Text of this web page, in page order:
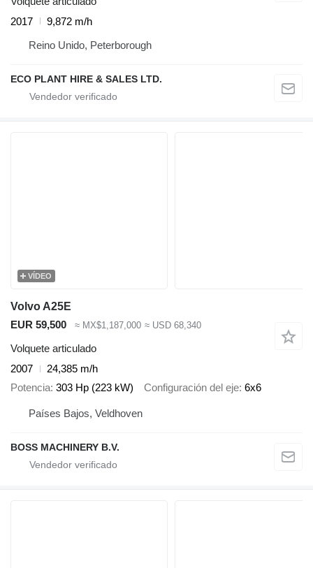
2017
9,872 m/h
Reino Unido, Peterborough
ECO PLANT HIRE & SALES LTD.
VÍDEO
Volvo A25E
EUR 59,500
≈ MX$1,187,000 ≈ USD 68,340
Volquete articulado
2007
24,385 m/h
Potencia 303 Hp (223 kW) Configuración del eje 6x6
Países Bajos, Veldhoven
BOSS MACHINERY B.V.